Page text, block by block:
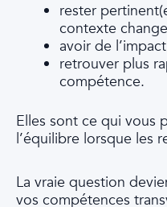
rester
contexte
avoir de
retrouver plus
compétence.
Elles sont ce qui vous
l’équilibre lorsque les
La vraie question
vos compétences